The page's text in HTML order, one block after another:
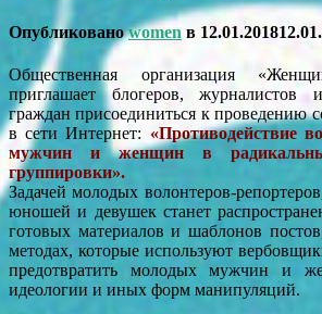
Опубликованоwomen в 12.01.2018
Общественная организация
приглашает блогеров, журналистов
граждан присоединиться к проведению
в сети Интернет: «Противодействие
мужчин и женщин в радикальные
группировки».
Задачей молодых волонтеров-
юношей и девушек станет
готовых материалов и шаблонов
методах, которые используют
предотвратить молодых мужчин и
идеологии и иных форм манипуляций.